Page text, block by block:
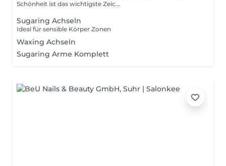
Schönheit ist das wichtigste Zeic...
Sugaring Achseln
Ideal für sensible Körper Zonen
Waxing Achseln
Sugaring Arme Komplett